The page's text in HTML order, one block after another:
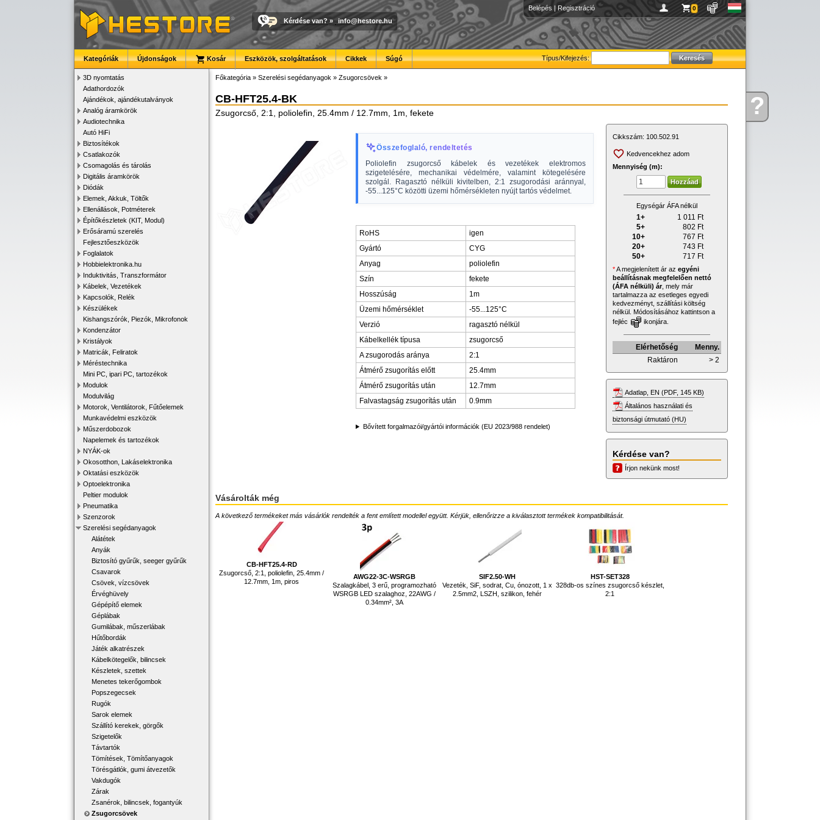
Kérdése?
Belépés | Regisztráció 0
Kérdése van? » info@hestore.hu
Típus/Kifejezés:
Kategóriák Újdonságok Kosár Eszközök, szolgáltatások Cikkek Súgó
3D nyomtatás
Adathordozók
Ajándékok, ajándékutalványok
Analóg áramkörök
Audiotechnika
Autó HiFi
Biztosítékok
Csatlakozók
Csomagolás és tárolás
Digitális áramkörök
Diódák
Elemek, Akkuk, Töltők
Ellenállások, Potméterek
Építőkészletek (KIT, Modul)
Erősáramú szerelés
Fejlesztőeszközök
Foglalatok
Hobbielektronika.hu
Induktivitás, Transzformátor
Kábelek, Vezetékek
Kapcsolók, Relék
Készülékek
Kishangszórók, Piezók, Mikrofonok
Kondenzátor
Kristályok
Matricák, Feliratok
Méréstechnika
Mini PC, ipari PC, tartozékok
Modulok
Modulvilág
Motorok, Ventilátorok, Fűtőelemek
Munkavédelmi eszközök
Műszerdobozok
Napelemek és tartozékok
NYÁK-ok
Okosotthon, Lakáselektronika
Oktatási eszközök
Optoelektronika
Peltier modulok
Pneumatika
Szenzorok
Szerelési segédanyagok
Alátétek
Anyák
Biztosító gyűrűk, seeger gyűrűk
Csavarok
Csövek, vízcsövek
Érvéghüvely
Gépépítő elemek
Géplábak
Gumilábak, műszerlábak
Hűtőbordák
Játék alkatrészek
Kábelkötegelők, bilincsek
Készletek, szettek
Menetes tekerőgombok
Popszegecsek
Rugók
Sarok elemek
Szállító kerekek, görgők
Szigetelők
Távtartók
Tömítések, Tömítőanyagok
Törésgátlók, gumi átvezetők
Vakdugók
Zárak
Zsanérok, bilincsek, fogantyúk
Zsugorcsövek
Főkategória » Szerelési segédanyagok » Zsugorcsövek »
CB-HFT25.4-BK
Zsugorcső, 2:1, poliolefin, 25.4mm / 12.7mm, 1m, fekete
Összefoglaló, rendeltetés
Poliolefin zsugorcső kábelek és vezetékek elektromos
szigetelésére, mechanikai védelmére, valamint kötegelésére
szolgál. Ragasztó nélküli kivitelben, 2:1 zsugorodási aránnyal,
-55...125°C közötti üzemi hőmérsékleten nyújt tartós védelmet.
RoHS
igen
Gyártó
CYG
Anyag
poliolefin
Szín
fekete
Hosszúság
1m
Üzemi hőmérséklet
-55...125°C
Verzió
ragasztó nélkül
Kábelkellék típusa
zsugorcső
A zsugorodás aránya
2:1
Átmérő zsugorítás előtt
25.4mm
Átmérő zsugorítás után
12.7mm
Falvastagság zsugorítás után
0.9mm
Bővített forgalmazói/gyártói információk (EU 2023/988 rendelet)
Cikkszám: 100.502.91
Kedvencekhez adom
Mennyiség (m):
Egységár ÁFA nélkül
1+ 1 011 Ft
5+
802 Ft
10+
767 Ft
20+
743 Ft
50+
717 Ft
*A megjelenített ár az egyéni
beállításnak megfelelően nettó
(ÁFA nélküli) ár, mely már
tartalmazza az esetleges egyedi
kedvezményt, szállítási költség
nélkül. Módosításához kattintson a
fejléc
ikonjára.
Elérhetőség
Menny.
Raktáron
> 2
Adatlap, EN (PDF, 145 KB)
Általános használati és
biztonsági útmutató (HU)
Kérdése van?
Írjon nekünk most!
Vásárolták még
A következő termékeket más vásárlók rendelték a fent említett modellel együtt. Kérjük, ellenőrizze a kiválasztott termékek kompatibilitását.
CB-HFT25.4-RD
Zsugorcső, 2:1, poliolefin, 25.4mm /
12.7mm, 1m, piros
AWG22-3C-WSRGB
Szalagkábel, 3 erű, programozható
WSRGB LED szalaghoz, 22AWG /
0.34mm², 3A
SIF2.50-WH
Vezeték, SiF, sodrat, Cu, ónozott, 1 x
2.5mm2, LSZH, szilikon, fehér
HST-SET328
328db-os színes zsugorcső készlet,
2:1